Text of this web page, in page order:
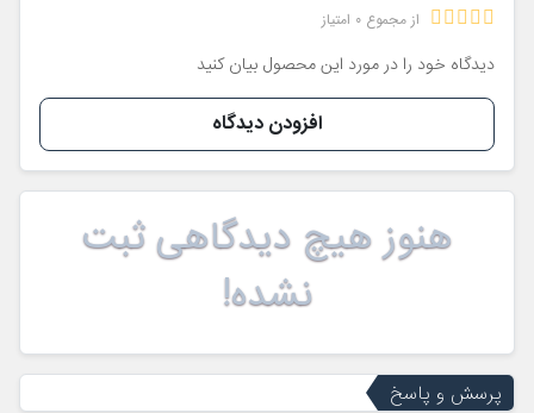
از مجموع 0 امتیاز
دیدگاه خود را در مورد این محصول بیان کنید
افزودن دیدگاه
هنوز هیچ دیدگاهی ثبت
نشده!
پرسش و پاسخ